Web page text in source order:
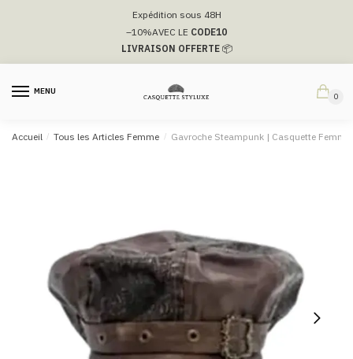
navigation
Expédition sous 48H
–10%AVEC LE CODE10
LIVRAISON OFFERTE📦
MENU
0
Accueil / Tous les Articles Femme / Gavroche Steampunk | Casquette Femme